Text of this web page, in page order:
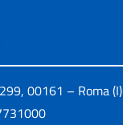
00161 – Roma (I)